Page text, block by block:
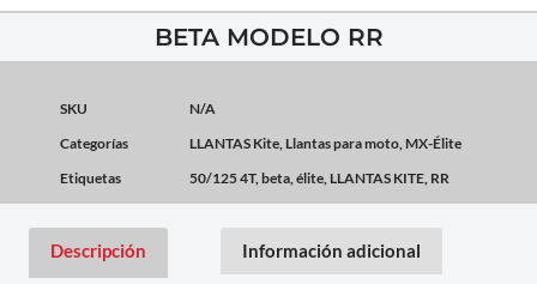
BETA MODELO RR
SKU
N/A
Categorías
LLANTAS Kite, Llantas para moto, MX-Élite
Etiquetas
50/125 4T,beta,élite, LLANTAS KITE, RR
Descripción Información adicional